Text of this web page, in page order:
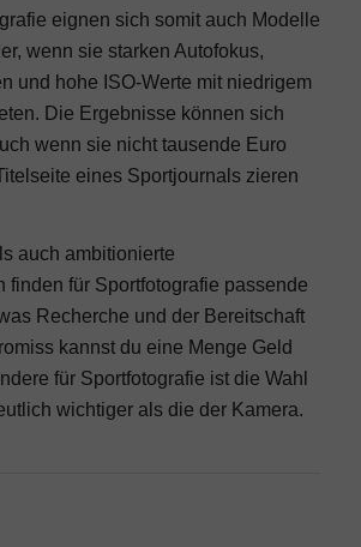
eignen sich somit auch Modelle
wenn sie starken Autofokus,
und hohe ISO-Werte mit niedrigem
Die Ergebnisse können sich
wenn sie nicht tausende Euro
eines Sportjournals zieren
auch ambitionierte
finden für Sportfotografie passende
Recherche und der Bereitschaft
kannst du eine Menge Geld
für Sportfotografie ist die Wahl
wichtiger als die der Kamera.